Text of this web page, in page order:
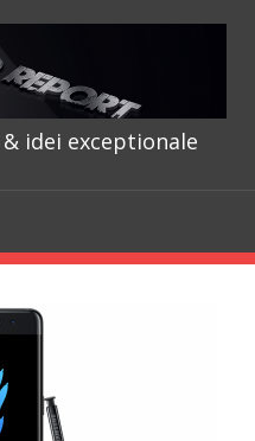
idei exceptionale